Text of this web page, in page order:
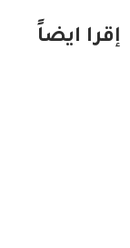
إقرا ايضاً